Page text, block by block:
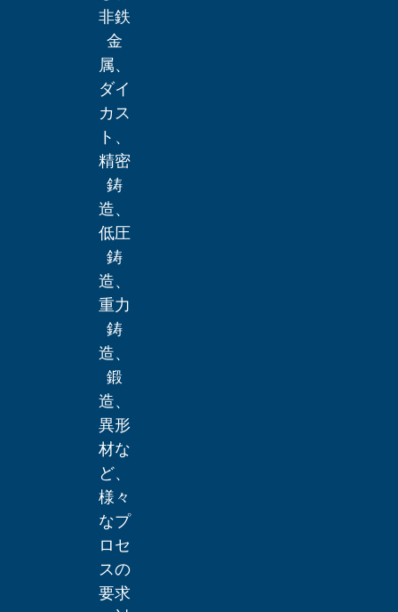
非鉄
金
属、
ダイ
カス
ト、
精密
鋳
造、
低圧
鋳
造、
重力
鋳
造、
鍛
造、
異形
材な
ど、
様々
なプ
ロセ
スの
要求